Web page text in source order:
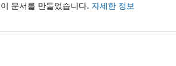
문서를 만들었습니다. 자세한 정보